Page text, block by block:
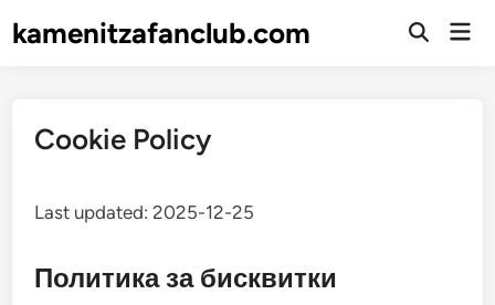
tokamenitzafanclub.com
Open
Cookie Policy
Last updated: 2025-12-25
Политика за бисквитки